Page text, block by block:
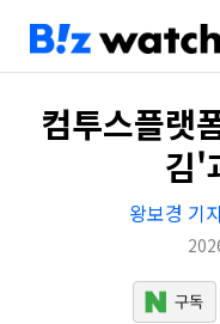
컴투스플랫
김'
왕보경 기